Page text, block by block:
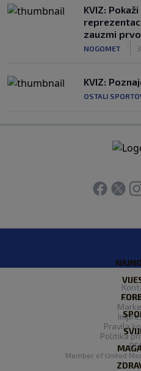
KVIZ:
zauzmi
NOGOMET
KVIZ:
OSTALI
O
Pravila
Politika
Member of United